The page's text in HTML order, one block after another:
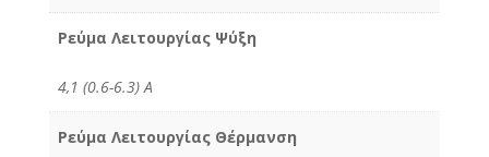
Ρεύμα Λειτουργίας Ψύξη
4,1 (0.6-6.3) Α
Ρεύμα Λειτουργίας Θέρμανση